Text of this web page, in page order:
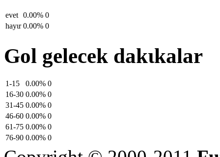
evet 0.00% 0
hayιr 0.00% 0
Gol gelecek dakιkalar
1-15 0.00% 0
16-30 0.00% 0
31-45 0.00% 0
46-60 0.00% 0
61-75 0.00% 0
76-90 0.00% 0